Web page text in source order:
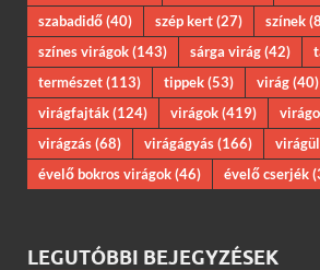
szabadidő(40) szép kert(27) színek
színes virágok(143) sárga virág(42)
természet(113) tippek(53) virág(40)
virágfajták(124) virágok(419)
virágzás(68) virágágyás(166)
évelő bokros virágok(46) évelő cserjék
LEGUTÓBBI BEJEGYZÉSEK